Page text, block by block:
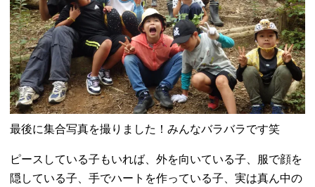
最後に集合写真を撮りました！みんなバラバラです笑
ピースしている子もいれば、外を向いている子、服で顔を
隠している子、手でハートを作っている子、実は真ん中の